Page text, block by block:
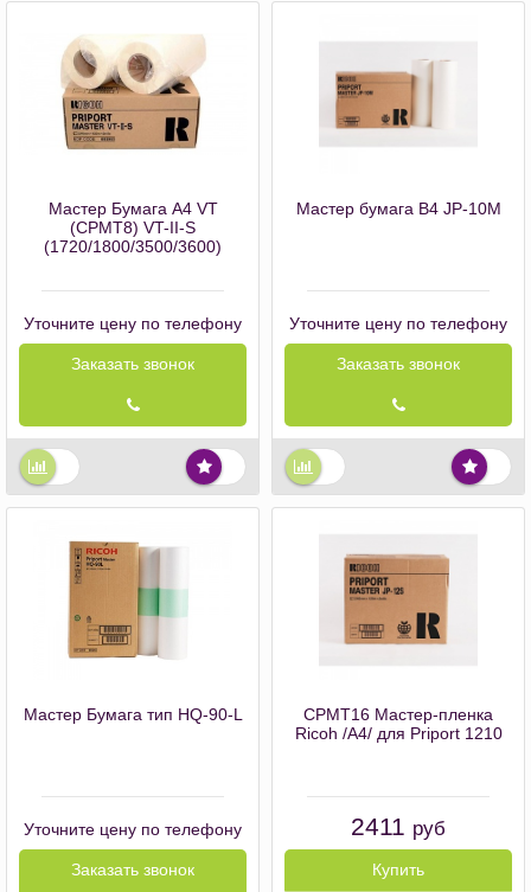
Мастер Бумага А4 VT
(CPMT8) VT-II-S
(1720/1800/3500/3600)
Уточните цену по телефону
Заказать звонок
Мастер бумага В4 JP-10M
Уточните цену по телефону
Заказать звонок
Мастер Бумага тип HQ-90-L
Уточните цену по телефону
Заказать звонок
CPMT16 Мастер-пленка
Ricoh /А4/ для Priport 1210
2411 руб
Купить